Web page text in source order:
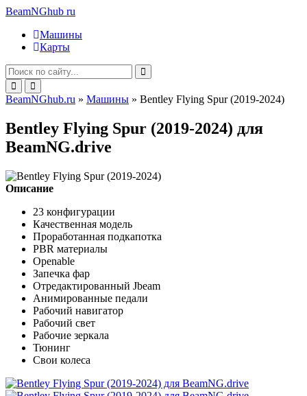
BeamNGhub ru
Машины
Карты
BeamNGhub.ru » Машины » Bentley Flying Spur (2019-2024)
Bentley Flying Spur (2019-2024) для
BeamNG.drive
Описание
23 конфигурации
Качественная модель
Проработанная подкапотка
PBR материалы
Openable
Запечка фар
Отредактированный Jbeam
Анимированные педали
Рабочий навигатор
Рабочий свет
Рабочие зеркала
Тюнинг
Свои колеса